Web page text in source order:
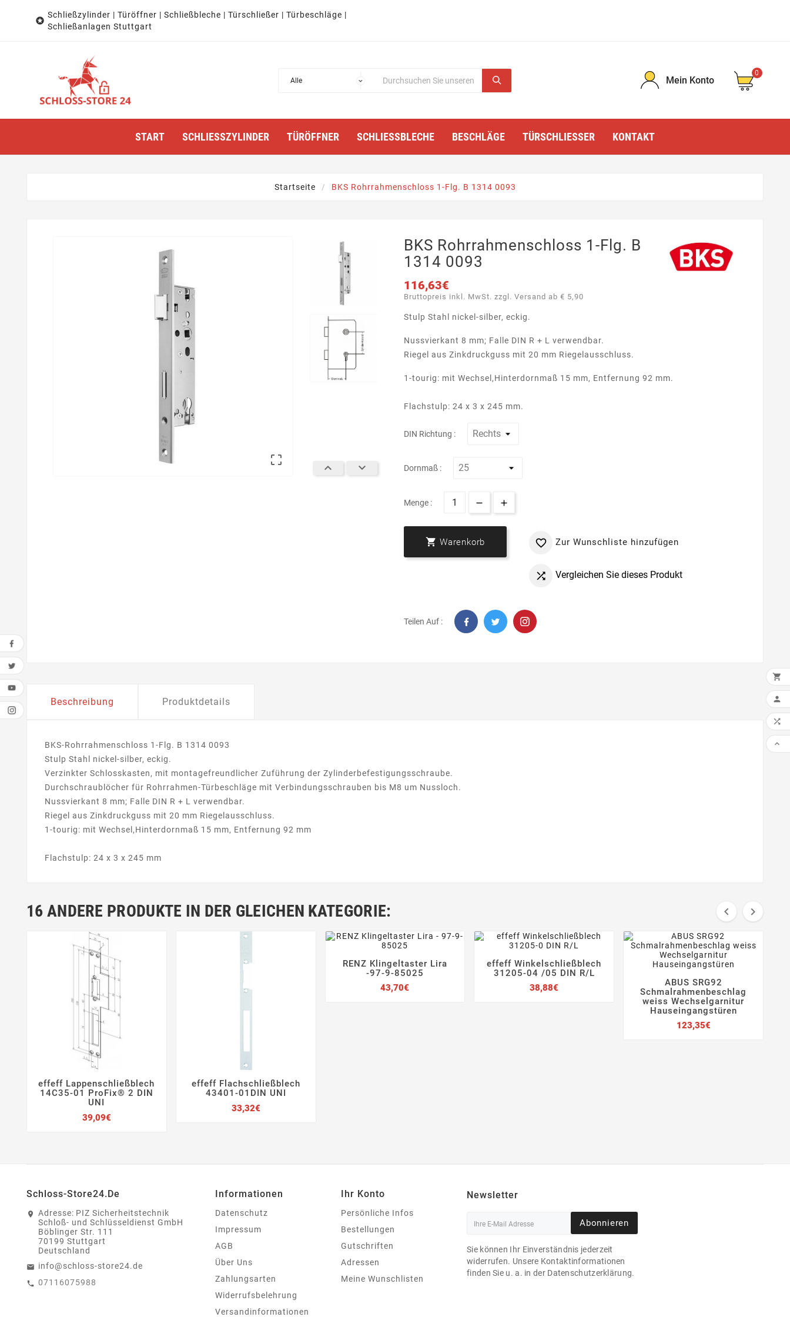

Schließzylinder | Türöffner | Schließbleche | Türschließer | Türbeschläge |
Schließanlagen Stuttgart
Mein Konto
0
START SCHLIESSZYLINDER TÜRÖFFNER SCHLIESSBLECHE BESCHLÄGE TÜRSCHLIESSER KONTAKT
Startseite BKS Rohrrahmenschloss 1-Flg. B 1314 0093

 
BKS Rohrrahmenschloss 1-Flg. B
1314 0093
116,63€
Bruttopreis inkl. MwSt. zzgl. Versand ab € 5,90
Stulp Stahl nickel-silber, eckig.
Nussvierkant 8 mm; Falle DIN R + L verwendbar.
Riegel aus Zinkdruckguss mit 20 mm Riegelausschluss.
1-tourig: mit Wechsel,Hinterdornmaß 15 mm, Entfernung 92 mm.
Flachstulp: 24 x 3 x 245 mm.
DIN Richtung :
Dornmaß :
Menge :
 Warenkorb  Zur Wunschliste hinzufügen
 Vergleichen Sie dieses Produkt
Teilen Auf :
Beschreibung Produktdetails
BKS-Rohrrahmenschloss 1-Flg. B 1314 0093
Stulp Stahl nickel-silber, eckig.
Verzinkter Schlosskasten, mit montagefreundlicher Zuführung der Zylinderbefestigungsschraube.
Durchschraublöcher für Rohrrahmen-Türbeschläge mit Verbindungsschrauben bis M8 um Nussloch.
Nussvierkant 8 mm; Falle DIN R + L verwendbar.
Riegel aus Zinkdruckguss mit 20 mm Riegelausschluss.
1-tourig: mit Wechsel,Hinterdornmaß 15 mm, Entfernung 92 mm
Flachstulp: 24 x 3 x 245 mm
16 ANDERE PRODUKTE IN DER GLEICHEN KATEGORIE:  
   
effeff Lappenschließblech
14C35-01 ProFix® 2 DIN
UNI
39,09€Preis
   
effeff Flachschließblech
43401-01DIN UNI
33,32€Preis
 
RENZ Klingeltaster Lira
-97-9-85025
43,70€
   
effeff Winkelschließblech
31205-04 /05 DIN R/L
38,88€
   
ABUS SRG92
Schmalrahmenbeschlag
weiss Wechselgarnitur
Hauseingangstüren
123,35€Preis
Schloss-Store24.de
Adresse: PIZ Sicherheitstechnik
Schloß- und Schlüsseldienst GmbH
Böblinger Str. 111
70199 Stuttgart
Deutschland
info@schloss-store24.de
07116075988
Informationen
Datenschutz
Impressum
AGB
Über Uns
Zahlungsarten
Widerrufsbelehrung
Versandinformationen
Ihr Konto
Persönliche Infos
Bestellungen
Gutschriften
Adressen
Meine Wunschlisten
Newsletter
Abonnieren
Sie können Ihr Einverständnis jederzeit
widerrufen. Unsere Kontaktinformationen
finden Sie u. a. in der Datenschutzerklärung.



